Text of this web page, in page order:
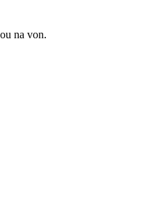
na von.